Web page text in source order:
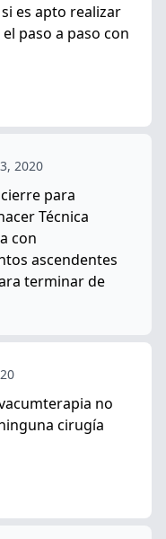
es apto realizar
paso a paso con
2020
para
Técnica
con
ascendentes
terminar de
no
cirugía